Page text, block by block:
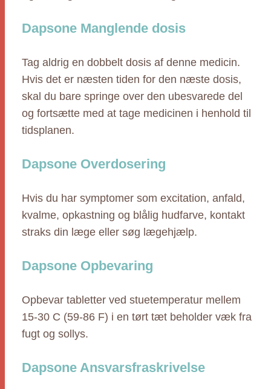
Dapsone Manglende dosis
Tag aldrig en dobbelt dosis af denne medicin.
Hvis det er næsten tiden for den næste dosis,
skal du bare springe over den ubesvarede del
og fortsætte med at tage medicinen i henhold til
tidsplanen.
Dapsone Overdosering
Hvis du har symptomer som excitation, anfald,
kvalme, opkastning og blålig hudfarve, kontakt
straks din læge eller søg lægehjælp.
Dapsone Opbevaring
Opbevar tabletter ved stuetemperatur mellem
15-30 C (59-86 F) i en tørt tæt beholder væk fra
fugt og sollys.
Dapsone Ansvarsfraskrivelse